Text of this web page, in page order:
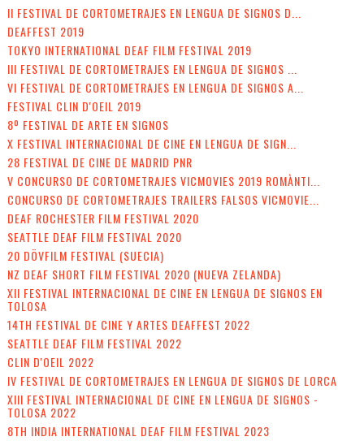
II FESTIVAL DE CORTOMETRAJES EN LENGUA DE SIGNOS D...
DEAFFEST 2019
TOKYO INTERNATIONAL DEAF FILM FESTIVAL 2019
III FESTIVAL DE CORTOMETRAJES EN LENGUA DE SIGNOS ...
VI FESTIVAL DE CORTOMETRAJES EN LENGUA DE SIGNOS A...
FESTIVAL CLIN D'OEIL 2019
8º FESTIVAL DE ARTE EN SIGNOS
X FESTIVAL INTERNACIONAL DE CINE EN LENGUA DE SIGN...
28 FESTIVAL DE CINE DE MADRID PNR
V CONCURSO DE CORTOMETRAJES VICMOVIES 2019 ROMÀNTI...
CONCURSO DE CORTOMETRAJES TRAILERS FALSOS VICMOVIE...
DEAF ROCHESTER FILM FESTIVAL 2020
SEATTLE DEAF FILM FESTIVAL 2020
20 DÖVFILM FESTIVAL (SUECIA)
NZ DEAF SHORT FILM FESTIVAL 2020 (NUEVA ZELANDA)
XII FESTIVAL INTERNACIONAL DE CINE EN LENGUA DE SIGNOS EN
TOLOSA
14TH FESTIVAL DE CINE Y ARTES DEAFFEST 2022
SEATTLE DEAF FILM FESTIVAL 2022
CLIN D'OEIL 2022
IV FESTIVAL DE CORTOMETRAJES EN LENGUA DE SIGNOS DE LORCA
XIII FESTIVAL INTERNACIONAL DE CINE EN LENGUA DE SIGNOS -
TOLOSA 2022
8TH INDIA INTERNATIONAL DEAF FILM FESTIVAL 2023